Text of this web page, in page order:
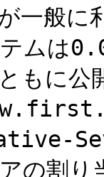
一般に
ムは
もに公
の割り